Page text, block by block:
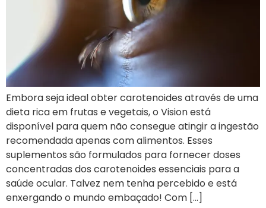
Embora seja ideal obter carotenoides através de uma
dieta rica em frutas e vegetais, o Vision está
disponível para quem não consegue atingir a ingestão
recomendada apenas com alimentos. Esses
suplementos são formulados para fornecer doses
concentradas dos carotenoides essenciais para a
saúde ocular. Talvez nem tenha percebido e está
enxergando o mundo embaçado! Com […]